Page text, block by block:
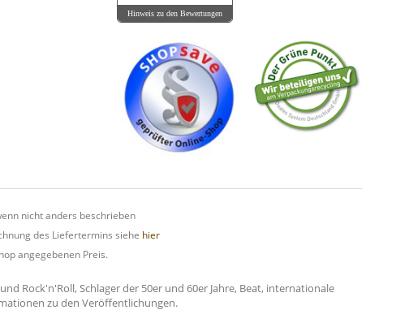
Hinweis zu den Bewertungen
nicht anders beschrieben
des Liefertermins siehe hier
angegebenen Preis.
Rock'n'Roll, Schlager der 50er und 60er Jahre, Beat, internationale
zu den Veröffentlichungen.